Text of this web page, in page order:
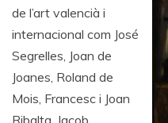
de l’art valencià i
internacional com José
Segrelles, Joan de
Joanes, Roland de
Mois, Francesc i Joan
Ribalta, Jacob